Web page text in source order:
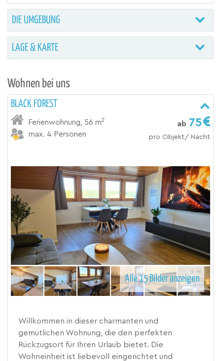
DIE UMGEBUNG
LAGE & KARTE
Wohnen bei uns
BLACK FOREST
Ferienwohnung 56 m2
max. 4 Personen
ab 75
pro Objekt/ Nacht
Alle 15 Bilder anzeigen
Willkommen in dieser charmanten und
gemütlichen Wohnung, die den perfekten
Rückzugsort für Ihren Urlaub bietet. Die
Wohneinheit ist liebevoll eingerichtet und